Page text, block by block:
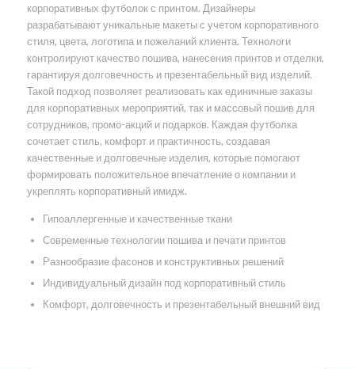
корпоративных футболок с принтом. Дизайнеры
разрабатывают уникальные макеты с учетом корпоративного
стиля, цвета, логотипа и пожеланий клиента. Технологи
контролируют качество пошива, нанесения принтов и отделки,
гарантируя долговечность и презентабельный вид изделий.
Такой подход позволяет реализовать как единичные заказы
для корпоративных мероприятий, так и массовый пошив для
сотрудников, промо-акций и подарков. Каждая футболка
сочетает стиль, комфорт и практичность, создавая
качественные и долговечные изделия, которые помогают
формировать положительное впечатление о компании и
укреплять корпоративный имидж.
Гипоаллергенные и качественные ткани
Современные технологии пошива и печати принтов
Разнообразие фасонов и конструктивных решений
Индивидуальный дизайн под корпоративный стиль
Комфорт, долговечность и презентабельный внешний вид